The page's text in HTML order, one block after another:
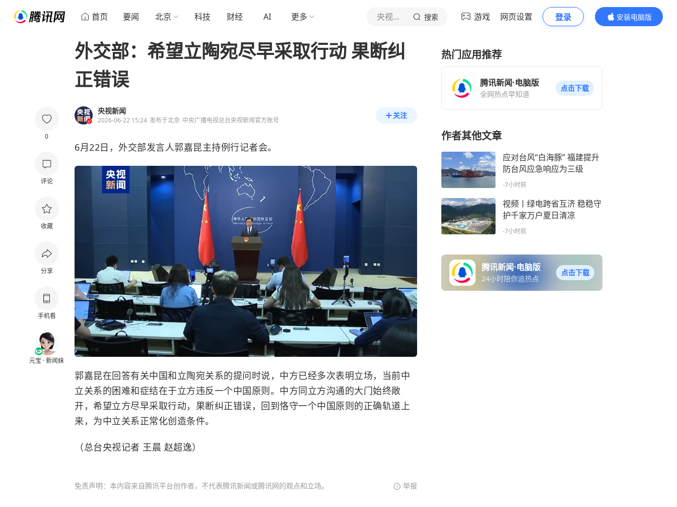
首页 要闻 北京 科技 财经 AI 更多 央视新闻 搜索 游戏 网页设置 登录
安装电脑版
内容更精彩
0
评论
收藏
分享
手机看
元宝 · 新闻妹
外交部：希望立陶宛尽早采取行动 果断纠
正错误
央视新闻
2026-06-22 15:24 发布于北京 中央广播电视总台央视新闻官方账号
关注
6月22日，外交部发言人郭嘉昆主持例行记者会。
郭嘉昆在回答有关中国和立陶宛关系的提问时说，中方已经多次表明立场，当前中
立关系的困难和症结在于立方违反一个中国原则。中方同立方沟通的大门始终敞
开，希望立方尽早采取行动，果断纠正错误，回到恪守一个中国原则的正确轨道上
来，为中立关系正常化创造条件。
（总台央视记者 王晨 赵超逸）
免责声明：本内容来自腾讯平台创作者，不代表腾讯新闻或腾讯网的观点和立场。 举报
热门应用推荐
腾讯新闻·电脑版
全网热点早知道
点击下载
作者其他文章
应对台风“白海豚” 福建提升
防台风应急响应为三级
-7小时前
视频丨绿电跨省互济 稳稳守
护千家万户夏日清凉
-7小时前
腾讯新闻·电脑版
24小时陪你追热点
点击下载